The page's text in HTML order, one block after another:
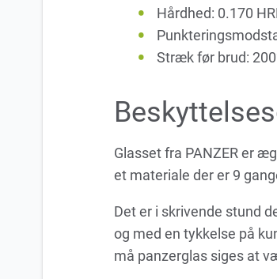
Hårdhed: 0.170
Stræk før brud:
Glasset fra PANZER er
et materiale der er 9
Det er i skrivende stund
og med en tykkelse på
må panzerglas siges at